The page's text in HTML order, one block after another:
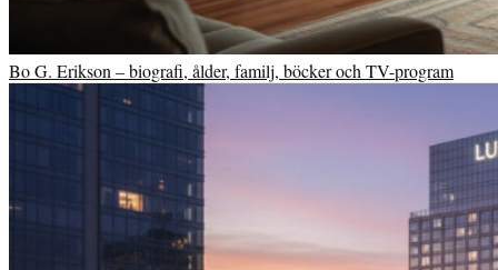
Bo G. Erikson – biografi, ålder, familj, böcker och TV-program